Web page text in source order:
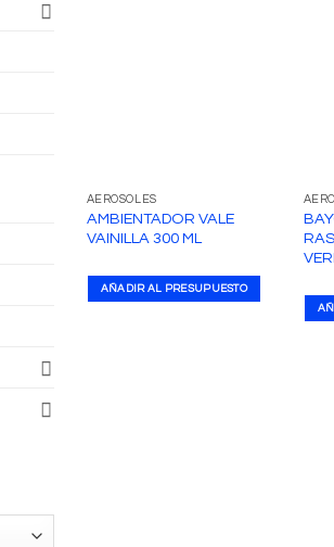
AEROSOLES
AMBIENTADOR VALE
VAINILLA 300 ML
AÑADIR AL PRESUPUESTO